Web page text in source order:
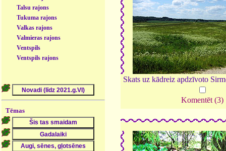
Talsu rajons
Tukuma rajons
Valkas rajons
Valmieras rajons
Ventspils
Ventspils rajons
Tēmas
Skats uz kādreiz apdzīvoto
Komentēt (3)